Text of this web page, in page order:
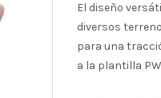
El diseño
diversos
para una
a la plantilla